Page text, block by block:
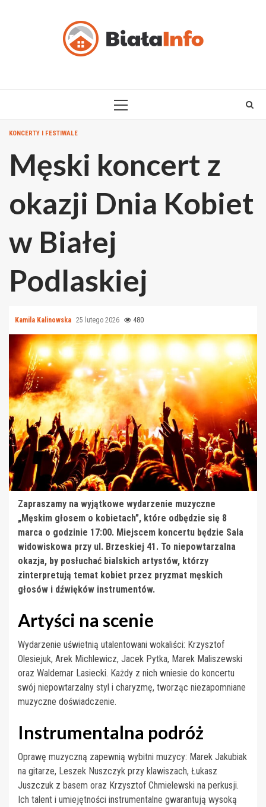
PRIMARY
KONCERTY I FESTIWALE
Męski koncert z
okazji Dnia Kobiet
w Białej
Podlaskiej
Kamila Kalinowska 25 lutego 2026 480
Zapraszamy na wyjątkowe wydarzenie muzyczne
„Męskim głosem o kobietach”, które odbędzie się 8
marca o godzinie 17:00. Miejscem koncertu będzie Sala
widowiskowa przy ul. Brzeskiej 41. To niepowtarzalna
okazja, by posłuchać bialskich artystów, którzy
zinterpretują temat kobiet przez pryzmat męskich
głosów i dźwięków instrumentów.
Artyści na scenie
Wydarzenie uświetnią utalentowani wokaliści: Krzysztof
Olesiejuk, Arek Michlewicz, Jacek Pytka, Marek Maliszewski
oraz Waldemar Lasiecki. Każdy z nich wniesie do koncertu
swój niepowtarzalny styl i charyzmę, tworząc niezapomniane
muzyczne doświadczenie.
Instrumentalna podróż
Oprawę muzyczną zapewnią wybitni muzycy: Marek Jakubiak
na gitarze, Leszek Nuszczyk przy klawiszach, Łukasz
Juszczuk z basem oraz Krzysztof Chmielewski na perkusji.
Ich talent i umiejętności instrumentalne gwarantują wysoką